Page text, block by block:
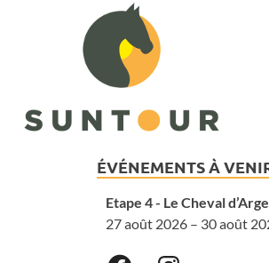
ÉVÉNEMENTS À
Etape 4 - Le Cheval
27 août 2026 – 30 août